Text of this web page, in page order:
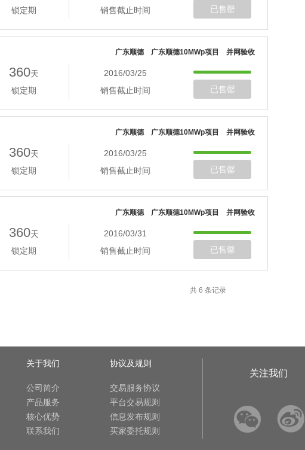
锁定期
销售截止时间
已售罄
广东顺德 广东顺德10MWp项目 并网验收
360天
锁定期
2016/03/25
销售截止时间
已售罄
广东顺德 广东顺德10MWp项目 并网验收
360天
锁定期
2016/03/25
销售截止时间
已售罄
广东顺德 广东顺德10MWp项目 并网验收
360天
锁定期
2016/03/31
销售截止时间
已售罄
共 6 条记录
关于我们
公司简介
产品服务
核心优势
联系我们
协议及规则
交易服务协议
平台交易规则
信息发布规则
买家委托规则
关注我们
 